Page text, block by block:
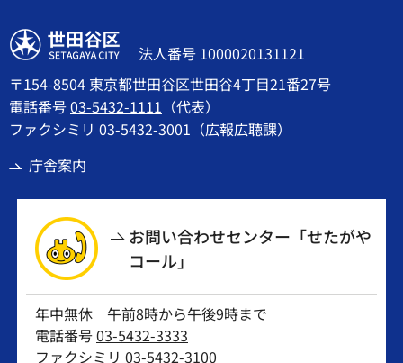
世田谷区
法人番号 1000020131121
〒154-8504 東京都世田谷区世田谷4丁目21番27号
電話番号03-5432-1111 （代表）
ファクシミリ 03-5432-3001（広報広聴課）
庁舎案内
お問い合わせセンター「せたがや
コール」
年中無休 午前8時から午後9時まで
電話番号03-5432-3333
ファクシミリ 03-5432-3100